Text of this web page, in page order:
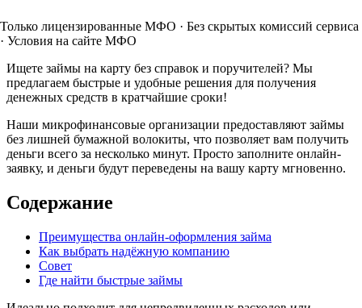
Только лицензированные МФО · Без скрытых комиссий сервиса
· Условия на сайте МФО
Ищете займы на карту без справок и поручителей? Мы
предлагаем быстрые и удобные решения для получения
денежных средств в кратчайшие сроки!
Наши микрофинансовые организации предоставляют займы
без лишней бумажной волокиты, что позволяет вам получить
деньги всего за несколько минут. Просто заполните онлайн-
заявку, и деньги будут переведены на вашу карту мгновенно.
Содержание
Преимущества онлайн-оформления займа
Как выбрать надёжную компанию
Совет
Где найти быстрые займы